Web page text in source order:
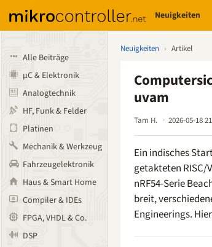
Neuigkeiten
Alle Beiträge
µC & Elektronik
Analogtechnik
HF, Funk & Felder
Platinen
Mechanik & Werkzeug
Fahrzeugelektronik
Haus & Smart Home
Compiler & IDEs
FPGA, VHDL & Co.
DSP
Neuigkeiten › Artikel
uvam
Tam H. 2026-05-18
Ein indisches
getakteten RISC/
nRF54-Serie
breit,
Engineerings.